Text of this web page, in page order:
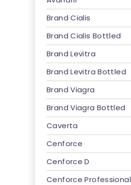
Brand Cialis
Brand Cialis Bottled
Brand Levitra
Brand Levitra Bottled
Brand Viagra
Brand Viagra Bottled
Caverta
Cenforce
Cenforce D
Cenforce Professional